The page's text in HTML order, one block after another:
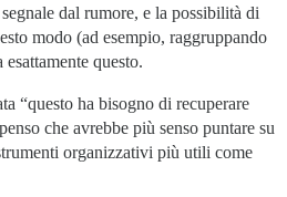
dal rumore, e la possibilità di
modo (ad esempio, raggruppando
questo.
“questo ha bisogno di recuperare
che avrebbe più senso puntare su
organizzativi più utili come